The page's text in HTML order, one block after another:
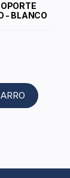
- BLANCO